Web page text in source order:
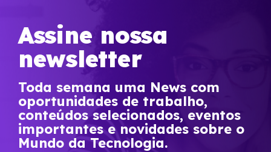
Assine nossa
newsletter
Toda semana uma News com
oportunidades de trabalho,
conteúdos selecionados, eventos
importantes e novidades sobre o
Mundo da Tecnologia.